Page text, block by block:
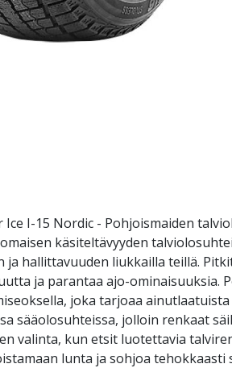
Ice I-15 Nordic - Pohjoismaiden
käsiteltävyyden
ja hallittavuuden liukkailla teillä.
ja parantaa ajo-
joka tarjoaa
sääolosuhteissa, jolloin renkaat
valinta, kun etsit luotettavia
lunta ja sohjoa tehokkaasti